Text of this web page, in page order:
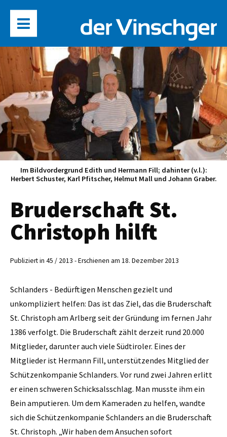
Im Bildvordergrund Edith und Hermann Fill; dahinter (v.l.):
Herbert Schuster, Karl Pfitscher, Helmut Mall und Johann Graber.
Bruderschaft St.
Christoph hilft
Publiziert in 45 / 2013 - Erschienen am 18. Dezember 2013
Schlanders - Bedürftigen Menschen gezielt und
unkompliziert helfen: Das ist das Ziel, das die Bruderschaft
St. Christoph am Arlberg seit der Gründung im fernen Jahr
1386 verfolgt. Die Bruderschaft zählt derzeit rund 20.000
Mitglieder, darunter auch viele Südtiroler. Eines der
Mitglieder ist Hermann Fill, unterstützendes Mitglied der
Schützenkompanie Schlanders. Vor rund zwei Jahren erlitt
er einen schweren Schicksalsschlag. Man musste ihm ein
Bein amputieren. Um dem Kameraden zu helfen, wandte
sich die Schützenkompanie Schlanders an die Bruderschaft
St. Christoph. „Wir haben dem Ansuchen sofort